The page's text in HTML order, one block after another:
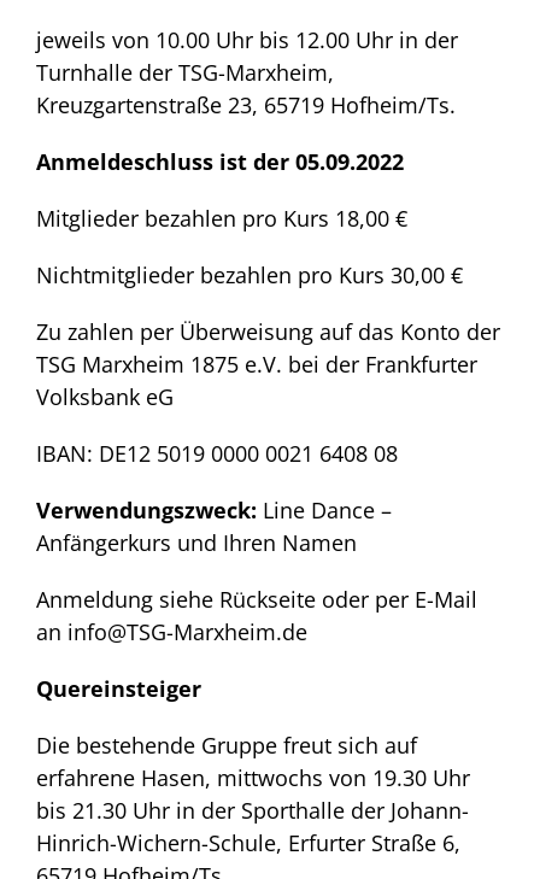
jeweils von 10.00 Uhr bis 12.00 Uhr in der
Turnhalle der TSG-Marxheim,
Kreuzgartenstraße 23, 65719 Hofheim/Ts.
Anmeldeschluss ist der 05.09.2022
Mitglieder bezahlen pro Kurs 18,00 €
Nichtmitglieder bezahlen pro Kurs 30,00 €
Zu zahlen per Überweisung auf das Konto der
TSG Marxheim 1875 e.V. bei der Frankfurter
Volksbank eG
IBAN: DE12 5019 0000 0021 6408 08
Verwendungszweck: Line Dance –
Anfängerkurs und Ihren Namen
Anmeldung siehe Rückseite oder per E-Mail
an info@TSG-Marxheim.de
Quereinsteiger
Die bestehende Gruppe freut sich auf
erfahrene Hasen, mittwochs von 19.30 Uhr
bis 21.30 Uhr in der Sporthalle der Johann-
Hinrich-Wichern-Schule, Erfurter Straße 6,